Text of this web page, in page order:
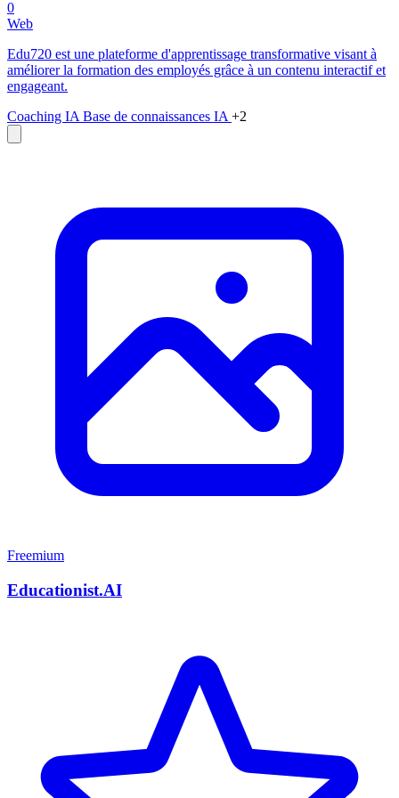
0
Web
Edu720 est une plateforme d'apprentissage transformative visant à
améliorer la formation des employés grâce à un contenu interactif et
engageant.
Coaching IA Base de connaissances IA +2
Freemium
Educationist.AI